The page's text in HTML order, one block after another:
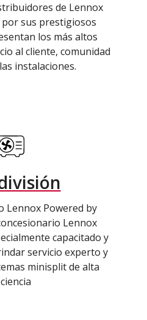
de Lennox
sus prestigiosos
los más altos
al cliente, comunidad
instalaciones.
Lennox Powered by
Lennox
capacitado y
servicio experto y
minisplit de alta